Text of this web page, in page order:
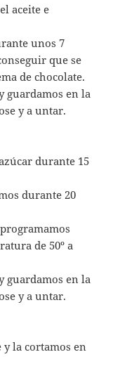
aceite e
unos 7
que se
de chocolate.
guardamos en la
y a untar.
durante 15
durante 20
de 50º a
guardamos en la
y a untar.
la cortamos en